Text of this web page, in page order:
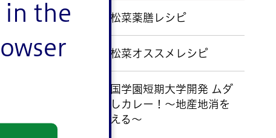
in the
小松菜薬膳レシピ
小松菜オススメレシピ
愛国学園短期大学開発 ムダ
なしカレー！～地産地消を
考える～